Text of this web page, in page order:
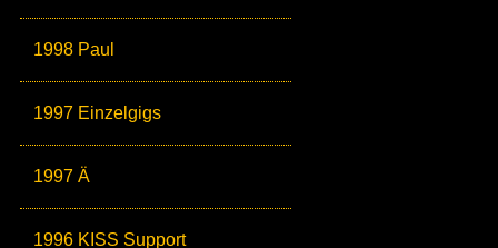
1998 Paul
1997 Einzelgigs
1997 Ä
1996 KISS Support